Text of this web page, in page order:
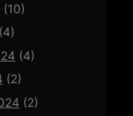
(10)
(4)
(4)
(2)
(2)